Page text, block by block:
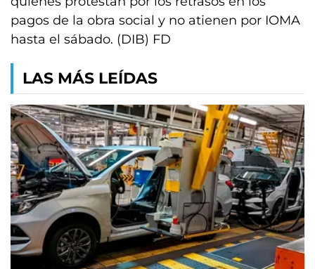
pagos de la obra social y no atienen por IOMA
hasta el sábado. (DIB) FD
LAS MÁS LEÍDAS